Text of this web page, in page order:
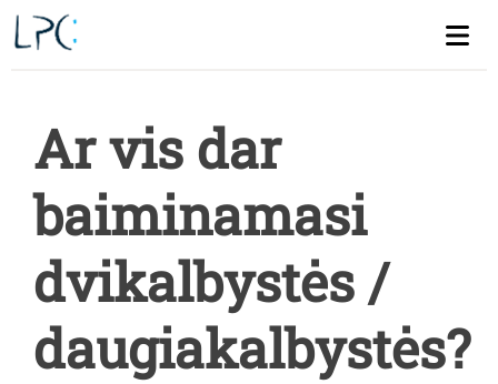
Skip
to
Ar vis dar
baiminamasi
dvikalbystės /
daugiakalbystės?